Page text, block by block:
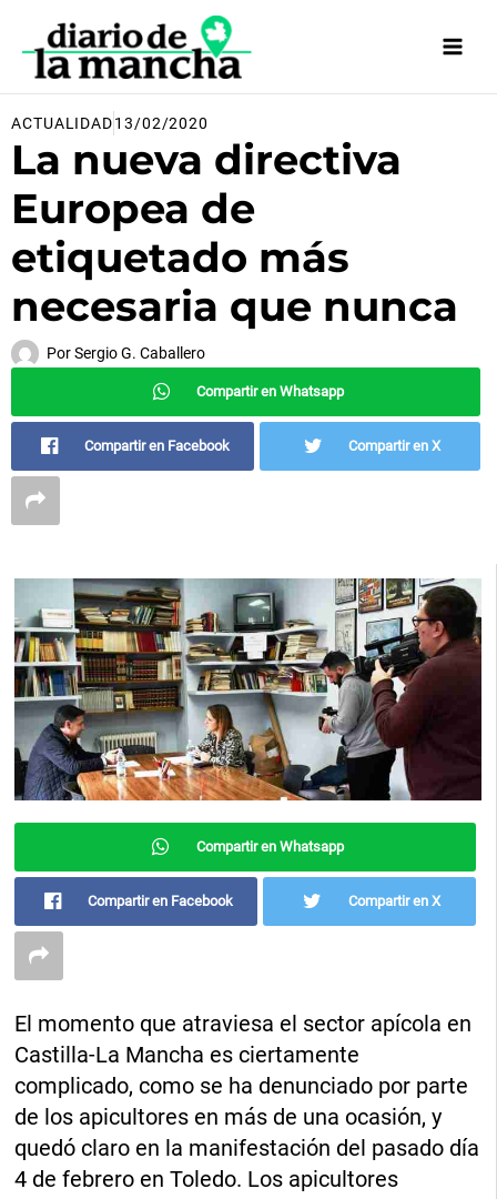
contenido
ACTUALIDAD13/02/2020
La nueva directiva
Europea de
etiquetado más
necesaria que nunca
PorSergio G. Caballero
Compartir en Whatsapp
Compartir en Facebook Compartir en X
Compartir en Whatsapp
Compartir en Facebook Compartir en X
El momento que atraviesa el sector apícola en
Castilla-La Mancha es ciertamente
complicado, como se ha denunciado por parte
de los apicultores en más de una ocasión, y
quedó claro en la manifestación del pasado día
4 de febrero en Toledo. Los apicultores